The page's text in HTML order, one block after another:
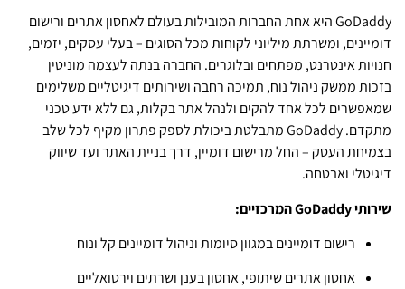
GoDaddy היא אחת החברות המובילות בעולם לאחסון אתרים ורישום
דומיינים, ומשרתת מיליוני לקוחות מכל הסוגים – בעלי עסקים, יזמים,
חנויות אינטרנט, מפתחים ובלוגרים. החברה בנתה לעצמה מוניטין
בזכות ממשק ניהול נוח, תמיכה רחבה ושירותים דיגיטליים משלימים
שמאפשרים לכל אחד להקים ולנהל אתר בקלות, גם ללא ידע טכני
מתקדם. GoDaddy מתבלטת ביכולת לספק פתרון מקיף לכל שלב
בצמיחת העסק – החל מרישום דומיין, דרך בניית האתר ועד שיווק
דיגיטלי ואבטחה.
שירותי GoDaddy המרכזיים:
רישום דומיינים במגוון סיומות וניהול דומיינים קל ונוח
אחסון אתרים שיתופי, אחסון בענן ושרתים וירטואליים